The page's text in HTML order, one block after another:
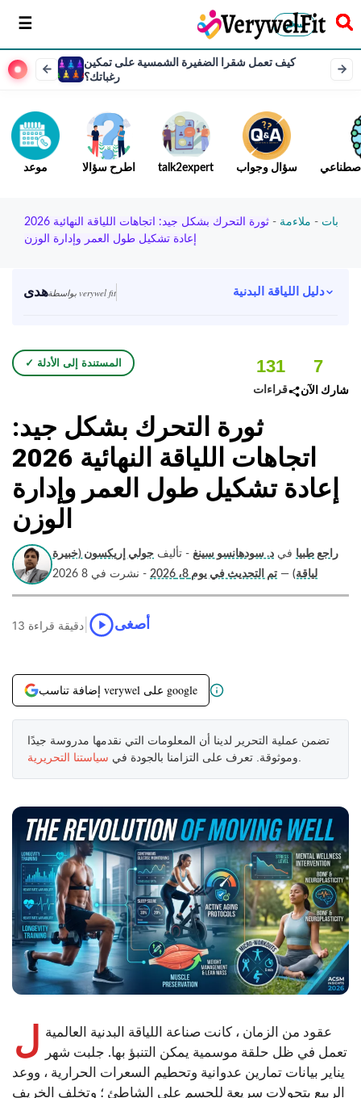
سخر
كيف تعمل شقرا الضفيرة الشمسية على تمكين
رغباتك؟
موعد اطرح سؤالا talk2expert سؤال وجواب
بات - ملاءمة -
ثورة التحرك بشكل جيد: اتجاهات اللياقة النهائية 2026
إعادة تشكيل طول العمر وإدارة الوزن
هدى بواسطة verywel fit دليل اللياقة البدنية
✓ المستندة إلى الأدلة 131
قراءات
7
شارك الآن
ثورة التحرك بشكل جيد:
اتجاهات اللياقة النهائية 2026
إعادة تشكيل طول العمر وإدارة
الوزن
راجع طبيا في د. سودهانسو سينغ - تأليف جولي إريكسون (خبيرة
لياقة) — تم التحديث في يوم 8، 2026 - نشرت في 8 2026
13 دقيقة قراءة أصغى
إضافة تناسب verywel على google
تضمن عملية التحرير لدينا أن المعلومات التي نقدمها مدروسة جيدًا
وموثوقة. تعرف على التزامنا بالجودة في سياستنا التحريرية
ل عقود من الزمان ، كانت صناعة اللياقة البدنية العالمية
تعمل في ظل حلقة موسمية يمكن التنبؤ بها. جلبت شهر
يناير بيانات تمارين عدوانية وتحطيم السعرات الحرارية ، ووعد
الربيع بتحولات سريعة للجسم على الشاطئ ؛ وتخلف الخريف